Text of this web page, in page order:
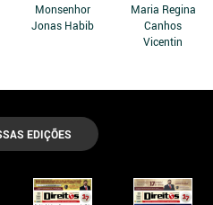
Monsenhor
Jonas Habib
Maria Regina
Canhos
Vicentin
EDIÇÕES